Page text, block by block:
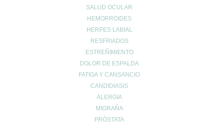
SALUD OCULAR
HEMORROIDES
HERPES LABIAL
RESFRIADOS
ESTREÑIMIENTO
DOLOR DE ESPALDA
FATIGA Y CANSANCIO
CANDIDIASIS
ALERGIA
MIGRAÑA
PRÓSTATA